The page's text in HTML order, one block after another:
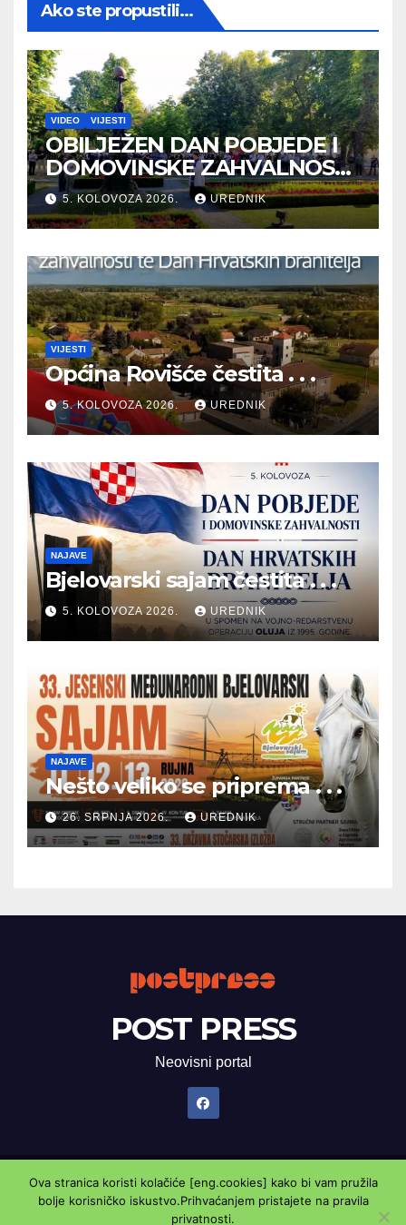
Ako ste propustili...
VIDEO VIJESTI
OBILJEŽEN DAN POBJEDE I
DOMOVINSKE ZAHVALNOSTI
TE DAN HRVATSKIH
BRANITELJA
5. KOLOVOZA 2026. UREDNIK
VIJESTI
Općina Rovišće čestita . . .
5. KOLOVOZA 2026. UREDNIK
NAJAVE
Bjelovarski sajam čestita . . .
5. KOLOVOZA 2026. UREDNIK
NAJAVE
Nešto veliko se priprema . . .
26. SRPNJA 2026. UREDNIK
POST PRESS
Neovisni portal
Proudly powered by WordPress| Theme: Newsup byThemeansar.
Ova stranica koristi kolačiće [eng.cookies] kako bi vam pružila
bolje korisničko iskustvo.Prihvaćanjem pristajete na pravila
privatnosti.